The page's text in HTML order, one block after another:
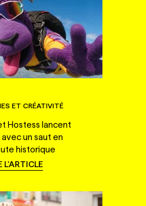
ET CRÉATIVITÉ
Hostess lancent
un saut en
historique
L'ARTICLE